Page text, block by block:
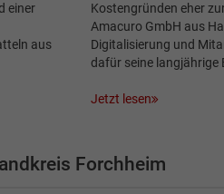
einer
aus
Kostengründen eher
Amacuro GmbH aus
Digitalisierung und
dafür seine langjährige
Jetzt lesen
Forchheim